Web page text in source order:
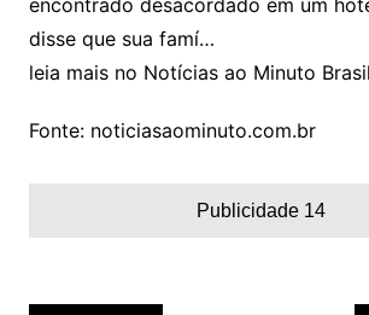
encontrado desacordado em um
disse que sua famí…
leia mais no Notícias ao Minuto Brasil
Fonte: noticiasaominuto.com.br
Publicidade 14